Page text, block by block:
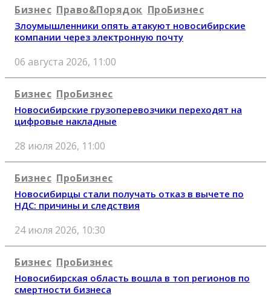
Бизнес Право&Порядок ПроБизнес
Злоумышленники опять атакуют новосибирские
компании через электронную почту
06 августа 2026, 11:00
Бизнес ПроБизнес
Новосибирские грузоперевозчики переходят на
цифровые накладные
28 июля 2026, 11:00
Бизнес ПроБизнес
Новосибирцы стали получать отказ в вычете по
НДС: причины и следствия
24 июля 2026, 10:30
Бизнес ПроБизнес
Новосибирская область вошла в топ регионов по
смертности бизнеса